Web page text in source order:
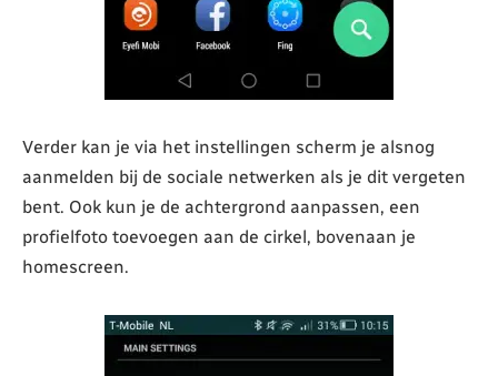
Verder kan je via het instellingen scherm je alsnog
aanmelden bij de sociale netwerken als je dit vergeten
bent. Ook kun je de achtergrond aanpassen, een
profielfoto toevoegen aan de cirkel, bovenaan je
homescreen.